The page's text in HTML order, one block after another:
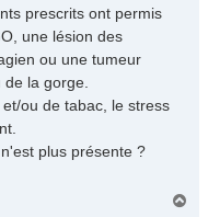
prescrits ont permis
une lésion des
ou une tumeur
la gorge.
ou de tabac, le stress
plus présente ?